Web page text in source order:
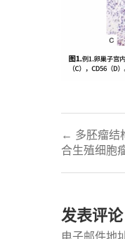
← 多胚瘤结
合生殖细胞
发表评论
电子邮件地